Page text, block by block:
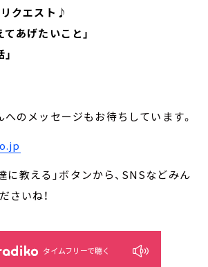
クエスト♪
あげたいこと」
へのメッセージもお待ちしています。
に教える」ボタンから、SNSなどみん
さいね！
タイムフリーで聴く